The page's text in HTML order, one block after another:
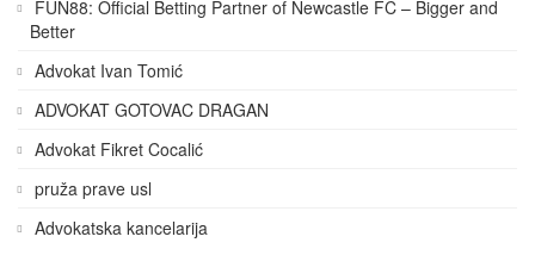
FUN88: Official Betting Partner of Newcastle FC – Bigger and
Better
Advokat Ivan Tomić
ADVOKAT GOTOVAC DRAGAN
Advokat Fikret Cocalić
pruža prave usl
Advokatska kancelarija